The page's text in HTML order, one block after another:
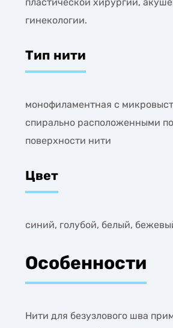
гинекологии.
Тип нити
монофиламентная с
спирально расположенными
поверхности нити
Цвет
синий, голубой, белый,
Особенности
Нити для безузлового шва